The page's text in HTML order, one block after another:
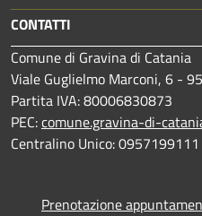
CONTATTI
Comune di Gravina di Catania
Viale Guglielmo Marconi, 6 -
Partita IVA: 80006830873
PEC:comune.gravina-di-
Centralino Unico: 0957199111
Prenotazione